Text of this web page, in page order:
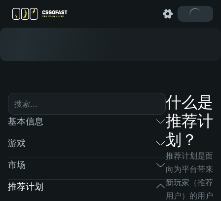
基本信息
游戏
市场
推荐计划
什么是
推荐计
划？
推荐计划是面
向为平台带来
新玩家（推荐
用户）的用户